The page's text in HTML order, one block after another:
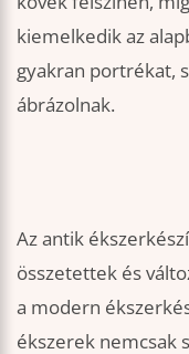
kiemelkedik az
gyakran portrékat,
ábrázolnak.
Az antik
összetettek és
a modern
ékszerek nemcsak